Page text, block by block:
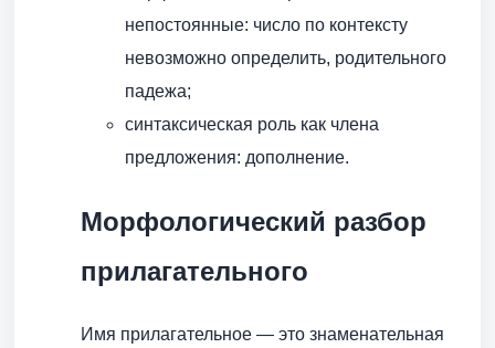
непостоянные: число по контексту
невозможно определить, родительного
падежа;
синтаксическая роль как члена
предложения: дополнение.
Морфологический разбор
прилагательного
Имя прилагательное — это знаменательная